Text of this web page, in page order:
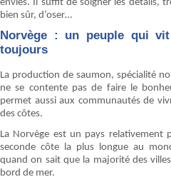
envies. Il suffit de soigner les détails,
bien sûr, d’oser…
Norvège : un peuple qui
toujours
La production de saumon, spécialité
ne se contente pas de faire le
permet aussi aux communautés de
des côtes.
La Norvège est un pays relativement
seconde côte la plus longue au
quand on sait que la majorité des
bord de mer.